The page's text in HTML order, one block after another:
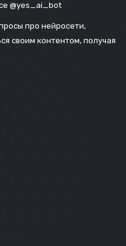
@yes_ai_bot
про нейросети,
своим контентом, получая